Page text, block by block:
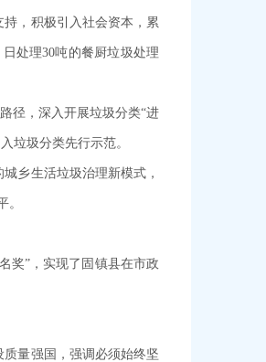
，积极引入社会资本，累
处理30吨的餐厨垃圾处理
径，深入开展垃圾分类“进
垃圾分类先行示范。
乡生活垃圾治理新模式，
。
奖”，实现了固镇县在市政
量强国，强调必须始终坚